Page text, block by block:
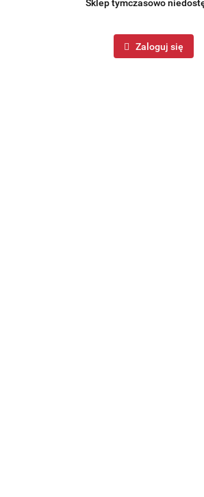
Sklep tymczasowo
Zaloguj się